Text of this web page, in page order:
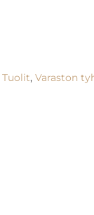
Tuolit, Varaston